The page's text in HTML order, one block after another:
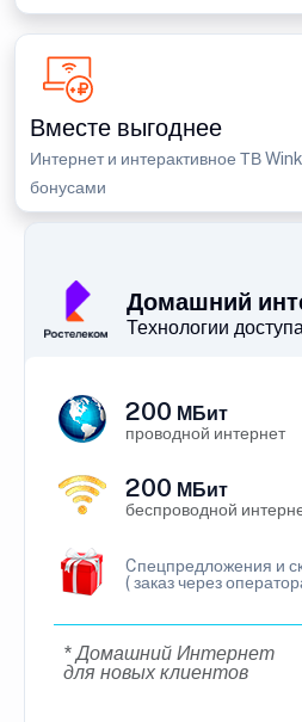
Вместе выгоднее
Интернет и интерактивное ТВ
бонусами
Домашний
Технологии
200 МБит
проводной интернет
200 МБит
беспроводной
Cпецпредложения и
( заказ через
* Домашний Интернет
для новых клиентов